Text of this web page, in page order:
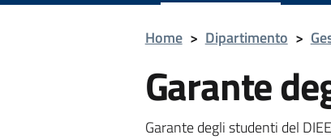
Home > Dipartimento >
Garante
Garante degli studenti del